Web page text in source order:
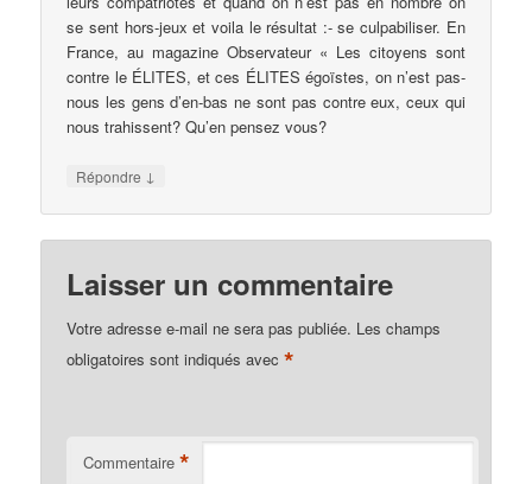
se sent hors-jeux et voila le résultat :- se culpabiliser. En
France, au magazine Observateur « Les citoyens sont
contre le ÉLITES, et ces ÉLITES égoïstes, on n’est pas-
nous les gens d’en-bas ne sont pas contre eux, ceux qui
nous trahissent? Qu’en pensez vous?
Répondre ↓
Laisser un commentaire
Votre adresse e-mail ne sera pas publiée. Les champs
obligatoires sont indiqués avec*
Commentaire *